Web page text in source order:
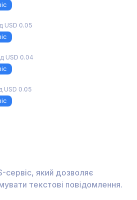
USD 0.05
USD 0.04
USD 0.05
який дозволяє
текстові повідомлення.